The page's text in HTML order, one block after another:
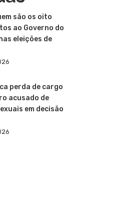
são os oito
ao Governo do
eleições de
perda de cargo
acusado de
em decisão